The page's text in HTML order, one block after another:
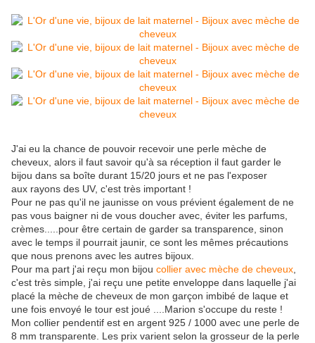
J'ai eu la chance de pouvoir recevoir une perle mèche de
cheveux, alors il faut savoir qu'à sa réception il faut garder le
bijou dans sa boîte durant 15/20 jours et ne pas l'exposer
aux rayons des UV, c'est très important !
Pour ne pas qu'il ne jaunisse on vous prévient également de ne
pas vous baigner ni de vous doucher avec, éviter les parfums,
crèmes.....pour être certain de garder sa transparence, sinon
avec le temps il pourrait jaunir, ce sont les mêmes précautions
que nous prenons avec les autres bijoux.
Pour ma part j'ai reçu mon bijou collier avec mèche de cheveux
c'est très simple, j'ai reçu une petite enveloppe dans laquelle j'ai
placé la mèche de cheveux de mon garçon imbibé de laque et
une fois envoyé le tour est joué ....Marion s'occupe du reste !
Mon collier pendentif est en argent 925 / 1000 avec une perle de
8 mm transparente. Les prix varient selon la grosseur de la perle